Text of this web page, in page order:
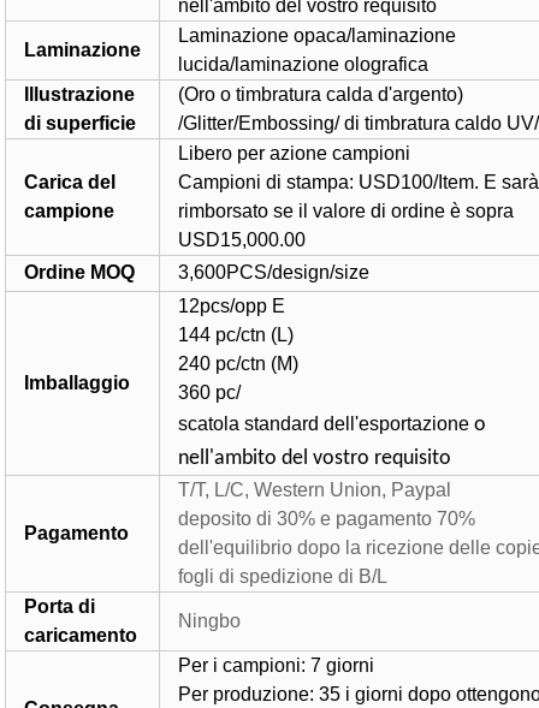
nell'ambito del vostro requisito
Laminazione
Laminazione opaca/laminazione
lucida/laminazione olografica
Illustrazione
di superficie
(Oro o timbratura calda d'argento)
/Glitter/Embossing/ di timbratura caldo
Carica del
campione
Libero perazione campioni
Campioni di stampa: USD100/Item. E sarà
rimborsato se il valore di ordine è sopra
USD15,000.00
Ordine MOQ
3,600PCS/design/size
Imballaggio
12pcs/opp E
144 pc/ctn (L)
240 pc/ctn (M)
360 pc/
scatola standard dell'esportazione o
nell'ambito del vostro requisito
Pagamento
T/T, L/C, Western Union, Paypal
deposito di 30% e pagamento 70%
dell'equilibrio dopo la ricezione delle
fogli di spedizione di B/L
Porta di
caricamento
Ningbo
Per i campioni: 7 giorni
Per produzione: 35 i giorni dopo